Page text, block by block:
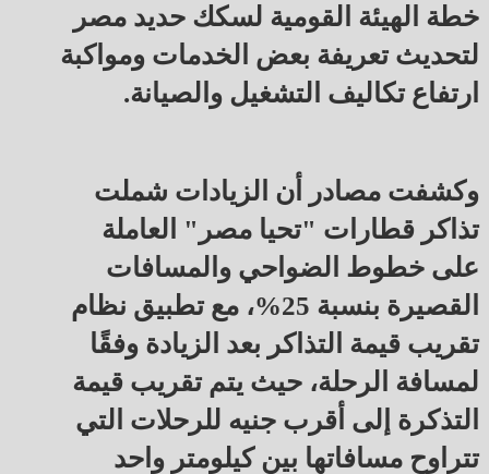
خطة الهيئة القومية لسكك حديد مصر
لتحديث تعريفة بعض الخدمات ومواكبة
ارتفاع تكاليف التشغيل والصيانة.
وكشفت مصادر أن الزيادات شملت
تذاكر قطارات "تحيا مصر" العاملة
على خطوط الضواحي والمسافات
القصيرة بنسبة 25%، مع تطبيق نظام
تقريب قيمة التذاكر بعد الزيادة وفقًا
لمسافة الرحلة، حيث يتم تقريب قيمة
التذكرة إلى أقرب جنيه للرحلات التي
تتراوح مسافاتها بين كيلومتر واحد